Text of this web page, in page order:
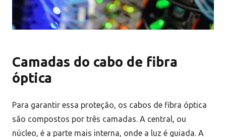
Camadas do cabo de fibra
óptica
Para garantir essa proteção, os cabos de fibra óptica
são compostos por três camadas. A central, ou
núcleo, é a parte mais interna, onde a luz é guiada. A